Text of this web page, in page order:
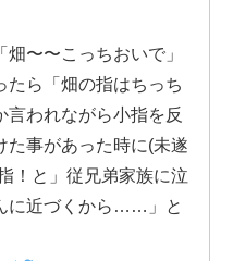
〜〜こっちおいで」
たら「畑の指はちっち
言われながら小指を反
た事があった時に(未遂
！と」従兄弟家族に泣
に近づくから……」と